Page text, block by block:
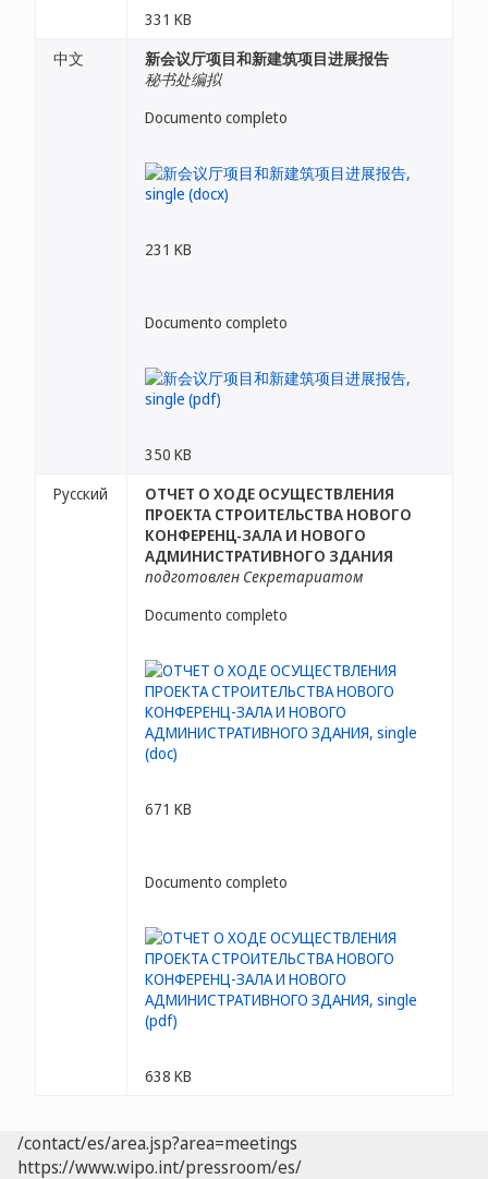
331 KB
中文
新会议厅项目和新建筑项目进展报告
秘书处编拟
Documento completo
231 KB
Documento completo
350 KB
Русский
ОТЧЕТ О ХОДЕ ОСУЩЕСТВЛЕНИЯ
ПРОЕКТА СТРОИТЕЛЬСТВА НОВОГО
КОНФЕРЕНЦ-ЗАЛА И НОВОГО
АДМИНИСТРАТИВНОГО ЗДАНИЯ
подготовлен Секретариатом
Documento completo
671 KB
Documento completo
638 KB
/contact/es/area.jsp?area=meetings
https://www.wipo.int/pressroom/es/